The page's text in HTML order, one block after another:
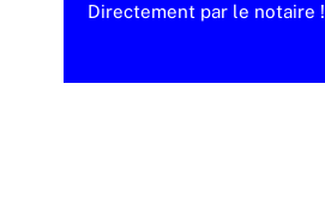
Directement par le notaire !